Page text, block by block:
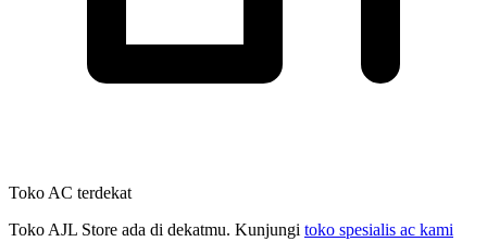
Toko AC terdekat
Toko AJL Store ada di dekatmu. Kunjungi toko spesialis ac kami